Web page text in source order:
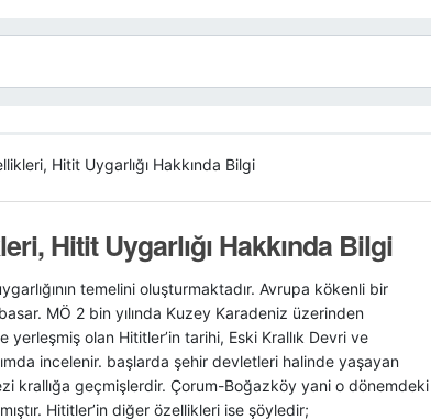
Hitit Uygarlığı Hakkında Bilgi
Hitit Uygarlığı Hakkında Bilgi
temelini oluşturmaktadır. Avrupa kökenli bir
MÖ 2 bin yılında Kuzey Karadeniz üzerinden
yerleşmiş olan Hititler’in tarihi, Eski Krallık Devri ve
incelenir. başlarda şehir devletleri halinde yaşayan
krallığa geçmişlerdir. Çorum-Boğazköy yani o dönemdeki
Hititler’in diğer özellikleri ise şöyledir;